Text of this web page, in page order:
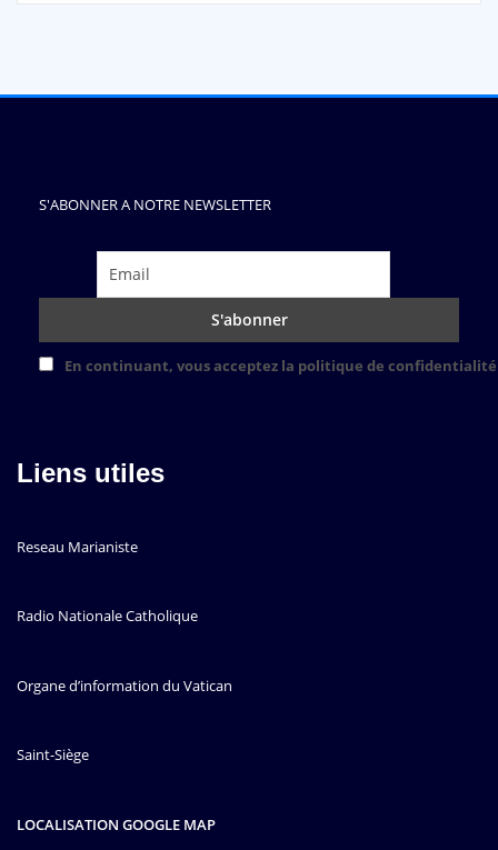
S'ABONNER A NOTRE NEWSLETTER
En continuant, vous acceptez la politique de confidentialité
Liens utiles
Reseau Marianiste
Radio Nationale Catholique
Organe d’information du Vatican
Saint-Siège
LOCALISATION GOOGLE MAP